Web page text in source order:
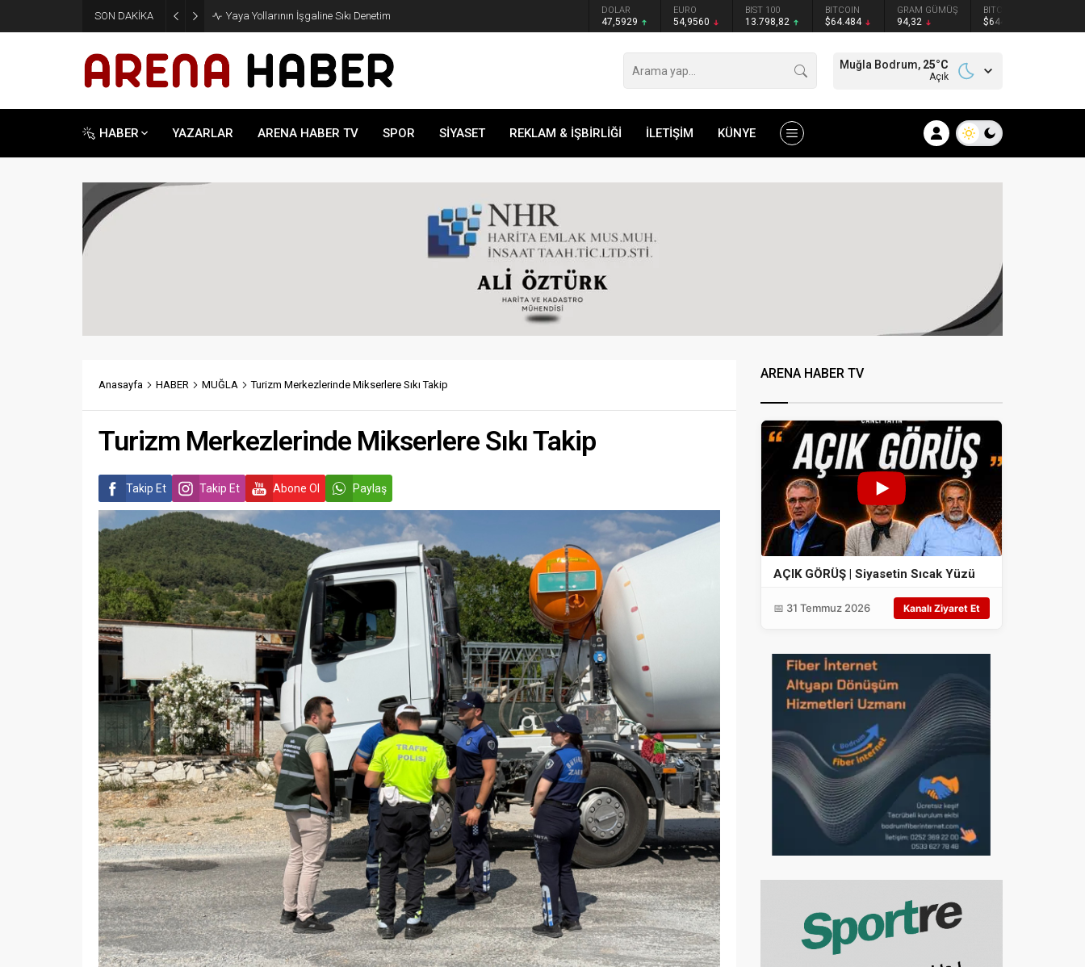
SON DAKİKA Yaya Yollarının İşgaline Sıkı Denetim DOLAR
47,5929
EURO
54,9560
BIST 100
13.798,82
BITCOIN
$64.484
GRAM GÜMÜŞ
94,32
BITCOIN
$64451
Muğla Bodrum, 25°C
Açık
HABER YAZARLAR ARENA HABER TV SPOR SİYASET REKLAM & İŞBİRLİĞİ İLETİŞİM KÜNYE
Anasayfa HABER MUĞLA Turizm Merkezlerinde Mikserlere Sıkı Takip
Turizm Merkezlerinde Mikserlere Sıkı Takip
Takip Et Takip Et Abone Ol Paylaş
ARENA HABER TV
AÇIK GÖRÜŞ | Siyasetin Sıcak Yüzü
📅 31 Temmuz 2026 Kanalı Ziyaret Et